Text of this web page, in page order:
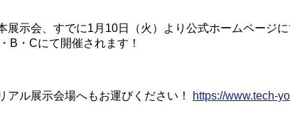
示会、すでに1月10日（火）より公式ホームページ
B・Cにて開催されます！
ル展示会場へもお運びください！ https://www.tech-